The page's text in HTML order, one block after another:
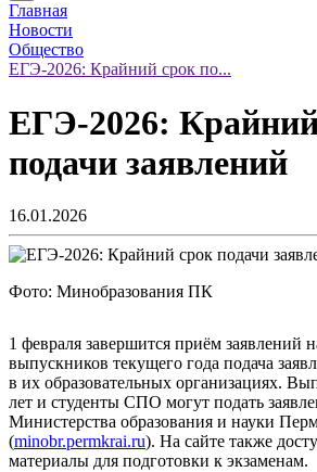
Главная
Новости
Общество
ЕГЭ-2026: Крайний срок по...
ЕГЭ-2026:
подачи заявлений
16.01.2026
Фото: Минобразования ПК
1 февраля завершится приём заявлений
выпускников текущего года подача
в их образовательных организациях.
лет и студенты СПО могут подать
Министерства образования и науки
(minobr.permkrai.ru). На сайте также
материалы для подготовки к экзаменам.